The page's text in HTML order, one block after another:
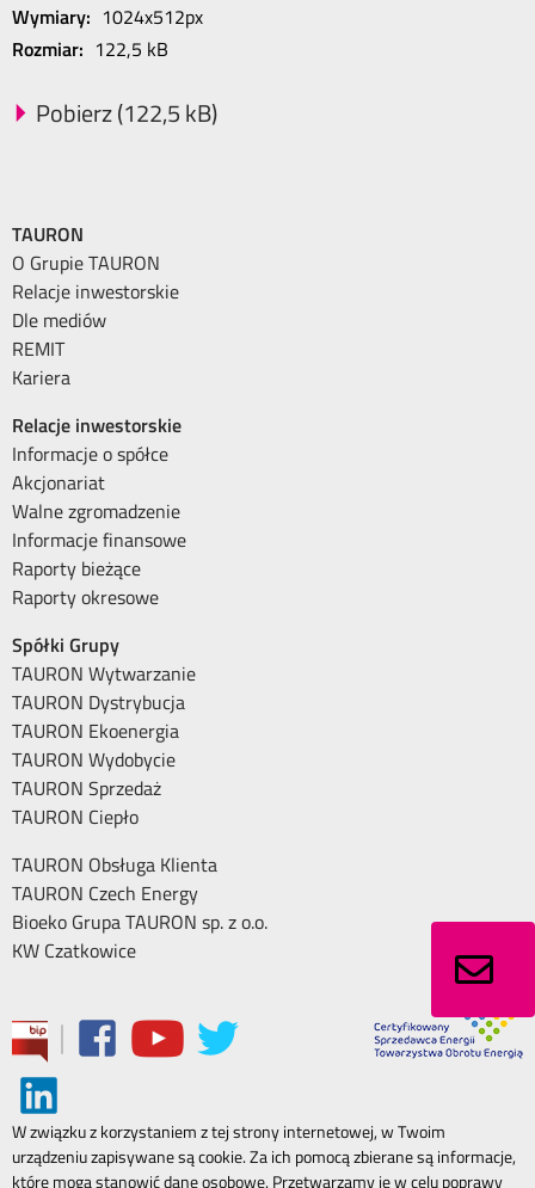
Wymiary: 1024x512px
Rozmiar: 122,5 kB
Pobierz (122,5 kB)
TAURON
O Grupie TAURON
Relacje inwestorskie
Dle mediów
REMIT
Kariera
Relacje inwestorskie
Informacje o spółce
Akcjonariat
Walne zgromadzenie
Informacje finansowe
Raporty bieżące
Raporty okresowe
Spółki Grupy
TAURON Wytwarzanie
TAURON Dystrybucja
TAURON Ekoenergia
TAURON Wydobycie
TAURON Sprzedaż
TAURON Ciepło
TAURON Obsługa Klienta
TAURON Czech Energy
Bioeko Grupa TAURON sp. z o.o.
KW Czatkowice
|
W związku z korzystaniem z tej strony internetowej, w Twoim
urządzeniu zapisywane są cookie. Za ich pomocą zbierane są informacje,
które mogą stanowić dane osobowe. Przetwarzamy je w celu poprawy